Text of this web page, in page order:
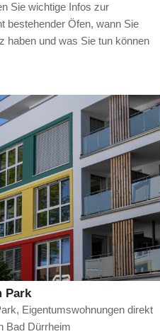
Sie wichtige Infos zur
bestehender Öfen, wann Sie
haben und was Sie tun können
Park
Eigentumswohnungen direkt
Bad Dürrheim